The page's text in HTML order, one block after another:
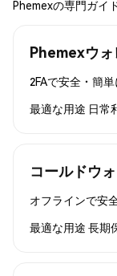
Phemexの専門ガイ
Phemexウォ
2FAで安全・簡単
最適な用途 日常
コールドウ
オフラインで安
最適な用途 長期